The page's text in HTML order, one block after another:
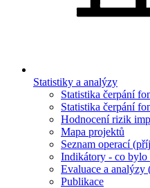
Statistiky a analýzy
Statistika čerpání
Statistika čerpání
Hodnocení rizik
Mapa projektů
Seznam operací
Indikátory - co bylo
Evaluace a
Publikace